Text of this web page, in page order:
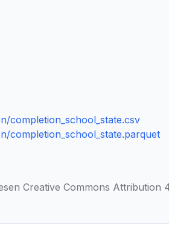
completion_school_state.csv
completion_school_state.parquet
Creative Commons Attribution